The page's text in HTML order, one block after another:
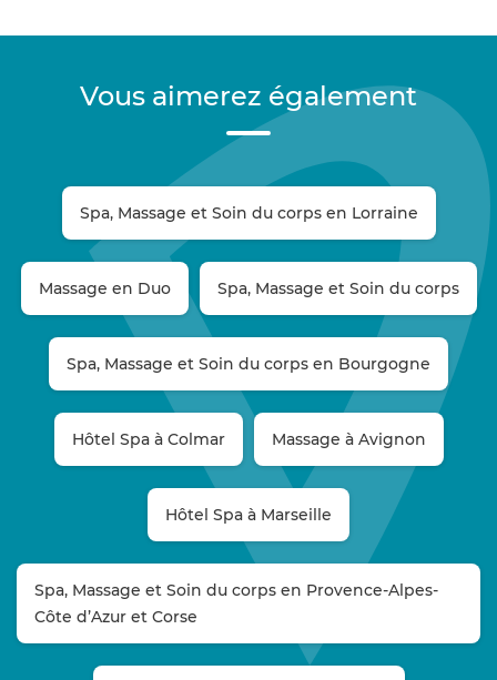
Vous aimerez également
Spa, Massage et Soin du corps en Lorraine
Massage en Duo Spa, Massage et Soin du corps
Spa, Massage et Soin du corps en Bourgogne
Hôtel Spa à Colmar Massage à Avignon
Hôtel Spa à Marseille
Spa, Massage et Soin du corps en Provence-Alpes-
Côte d’Azur et Corse